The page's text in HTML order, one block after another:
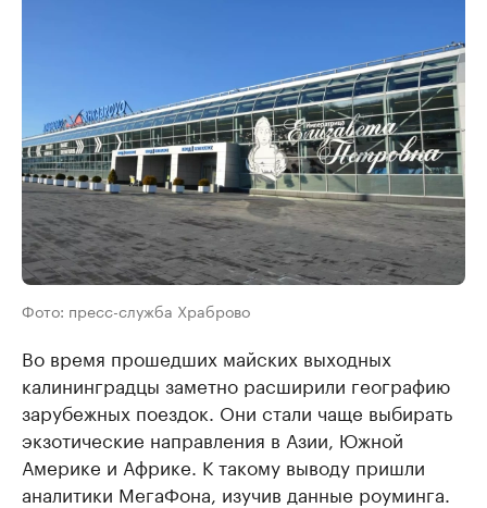
Фото: пресс-служба Храброво
Во время прошедших майских выходных
калининградцы заметно расширили географию
зарубежных поездок. Они стали чаще выбирать
экзотические направления в Азии, Южной
Америке и Африке. К такому выводу пришли
аналитики МегаФона, изучив данные роуминга.